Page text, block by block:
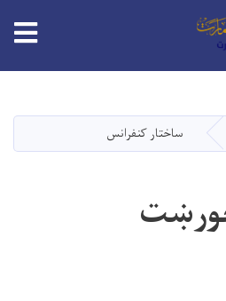
content
ساختار کنفرانس